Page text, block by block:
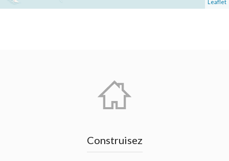
Leaflet
Construisez